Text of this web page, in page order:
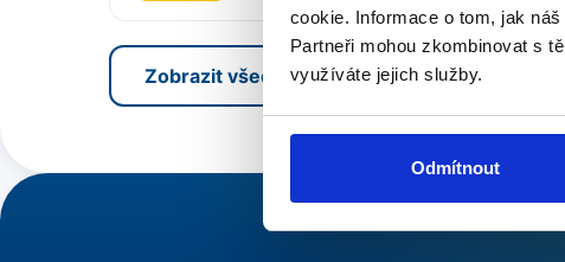
cookie. Informace o tom, jak
Partneři mohou zkombinovat s
využíváte jejich služby.
Odmítnout
Zobrazit všech 27 kódů Brotje →